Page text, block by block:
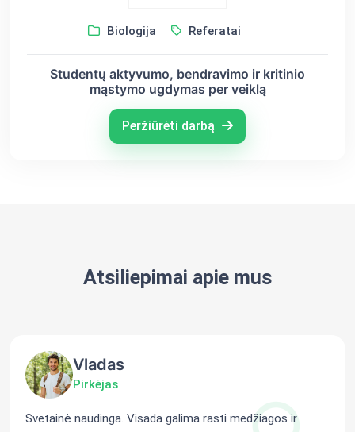
Biologija Referatai
Studentų aktyvumo, bendravimo ir kritinio
mąstymo ugdymas per veiklą
Peržiūrėti darbą
Atsiliepimai apie mus
Vladas
Pirkėjas
Svetainė naudinga. Visada galima rasti medžiagos ir